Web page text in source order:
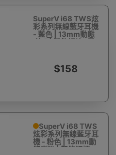
SuperV i68 TWS炫
彩系列無線藍牙耳機
- 藍色 | 13mm動態
喇叭 | 智能觸控+單
$158
SuperV i68 TWS
炫彩系列無線藍牙耳
機 - 粉色 | 13mm動
態喇叭 | 智能觸控